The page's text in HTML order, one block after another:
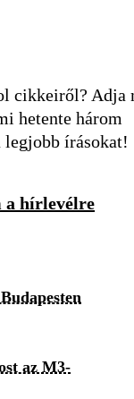
cikkeiről? Adja
hetente három
írásokat!
a hírlevélre
az M3-